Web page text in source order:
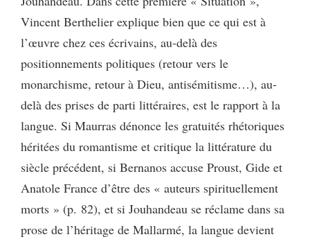
Vincent Berthelier explique bien que ce qui est à
l’œuvre chez ces écrivains, au-delà des
positionnements politiques (retour vers le
monarchisme, retour à Dieu, antisémitisme…), au-
delà des prises de parti littéraires, est le rapport à la
langue. Si Maurras dénonce les gratuités rhétoriques
héritées du romantisme et critique la littérature du
siècle précédent, si Bernanos accuse Proust, Gide et
Anatole France d’être des « auteurs spirituellement
morts » (p. 82), et si Jouhandeau se réclame dans sa
prose de l’héritage de Mallarmé, la langue devient